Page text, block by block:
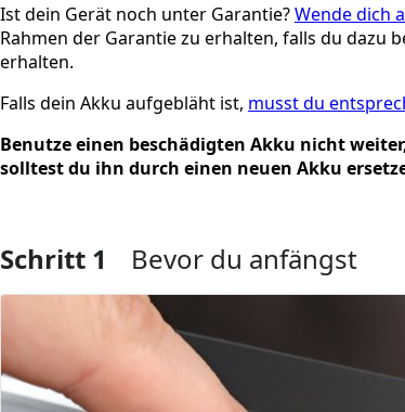
Ist dein Gerät noch unter Garantie?Wende dich
Rahmen der Garantie zu erhalten, falls du
erhalten.
Falls dein Akku aufgebläht ist, musst du
Benutze einen beschädigten Akku nicht
solltest du ihn durch einen neuen Akku
Schritt 1 Bevor du anfängst